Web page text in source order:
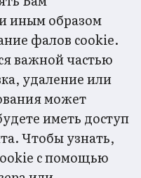
иным образом
фалов cookie.
важной частью
удаление или
может
иметь доступ
Чтобы узнать,
с помощью